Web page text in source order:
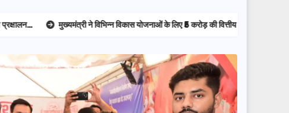
मुख्यमंत्री ने विभिन्न विकास योजनाओं के लिए ₹5 करोड़ की वित्तीय स्वीकृति दी…